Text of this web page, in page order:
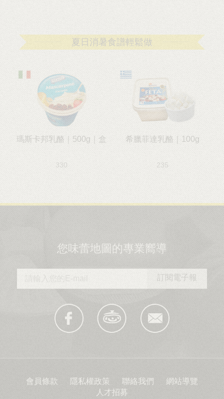
夏日消暑食譜輕鬆做
瑪斯卡邦乳酪｜500g｜盒
330
希臘菲達乳酪｜100g
235
您味蕾地圖的專業嚮導
會員條款 隱私權政策 聯絡我們
網站導覽
人才招募